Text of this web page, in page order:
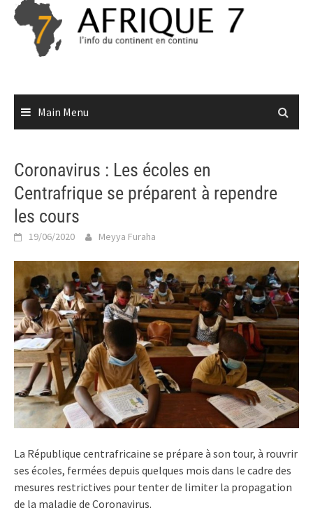
Skip
content
Main Menu
Coronavirus : Les écoles en
Centrafrique se préparent à rependre
les cours
19/06/2020 Meyya Furaha
La République centrafricaine se prépare à son tour, à rouvrir
ses écoles, fermées depuis quelques mois dans le cadre des
mesures restrictives pour tenter de limiter la propagation
de la maladie de Coronavirus.